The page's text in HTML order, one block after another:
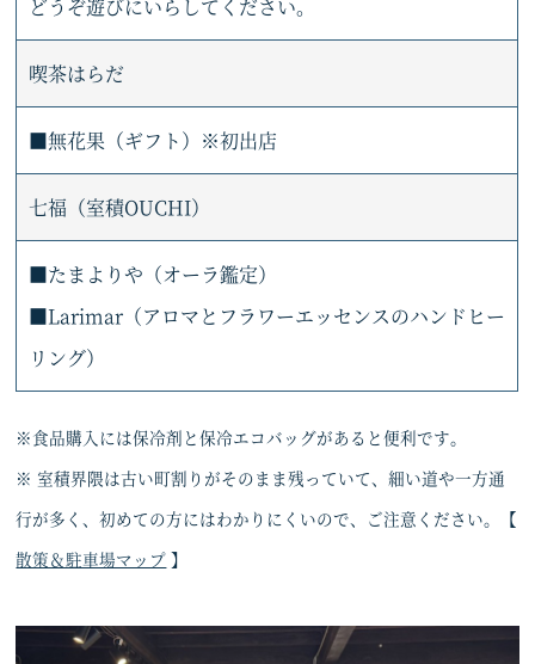
どうぞ遊びにいらしてください。
喫茶はらだ
■無花果（ギフト）※初出店
七福（室積OUCHI）
■たまよりや（オーラ鑑定）
■Larimar（アロマとフラワーエッセンスのハンドヒー
リング）
※食品購入には保冷剤と保冷エコバッグがあると便利です。
※ 室積界隈は古い町割りがそのまま残っていて、細い道や一方通
行が多く、初めての方にはわかりにくいので、ご注意ください。【
散策＆駐車場マップ 】